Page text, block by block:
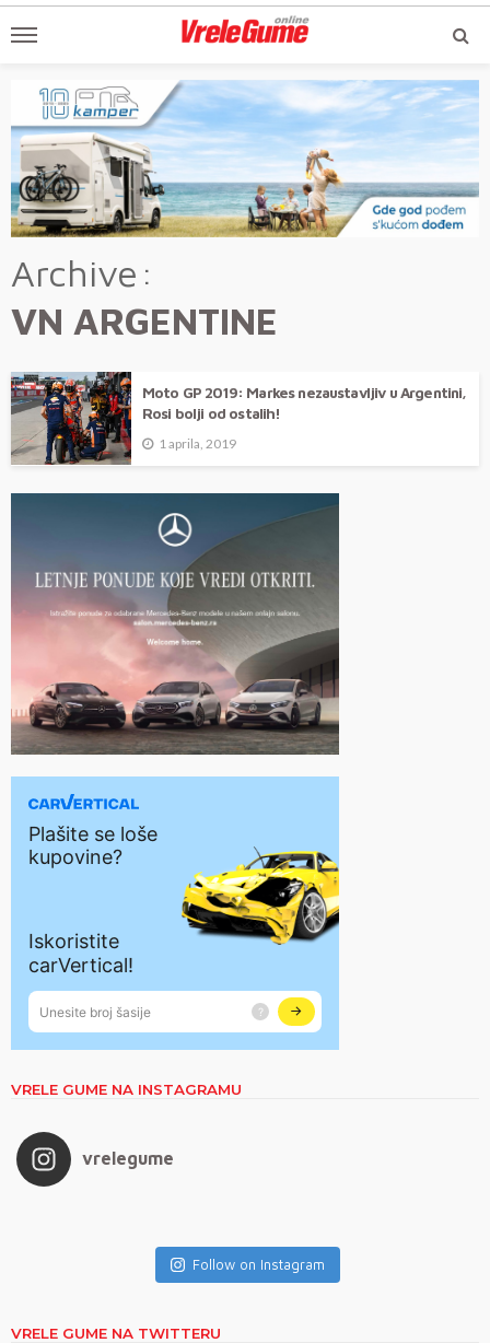
Archive
VN ARGENTINE
Moto GP 2019: Markes nezaustavljiv u Argentini,
Rosi bolji od ostalih!
1 aprila, 2019
VRELE GUME NA INSTAGRAMU
vrelegume
Follow on Instagram
VRELE GUME NA TWITTERU